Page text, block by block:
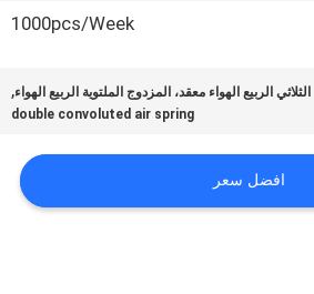
1000pcs/Week
الثلاثي الربيع الهواء معقد، المزدوج الملتوية الربيع الهواء,
double convoluted air spring
افضل سعر